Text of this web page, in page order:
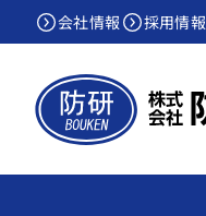
会社情報 採用情報